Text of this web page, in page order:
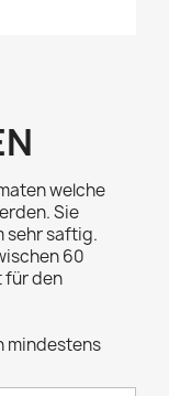
welche
Sie
sehr saftig.
60
für den
mindestens